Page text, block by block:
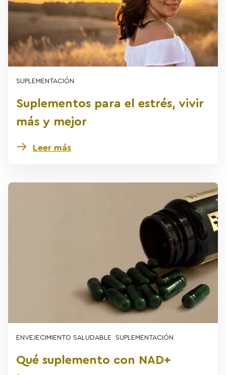
SUPLEMENTACIÓN
Suplementos para el estrés, vivir
más y mejor
Leer más
ENVEJECIMIENTO SALUDABLE SUPLEMENTACIÓN
Qué suplemento con NAD+